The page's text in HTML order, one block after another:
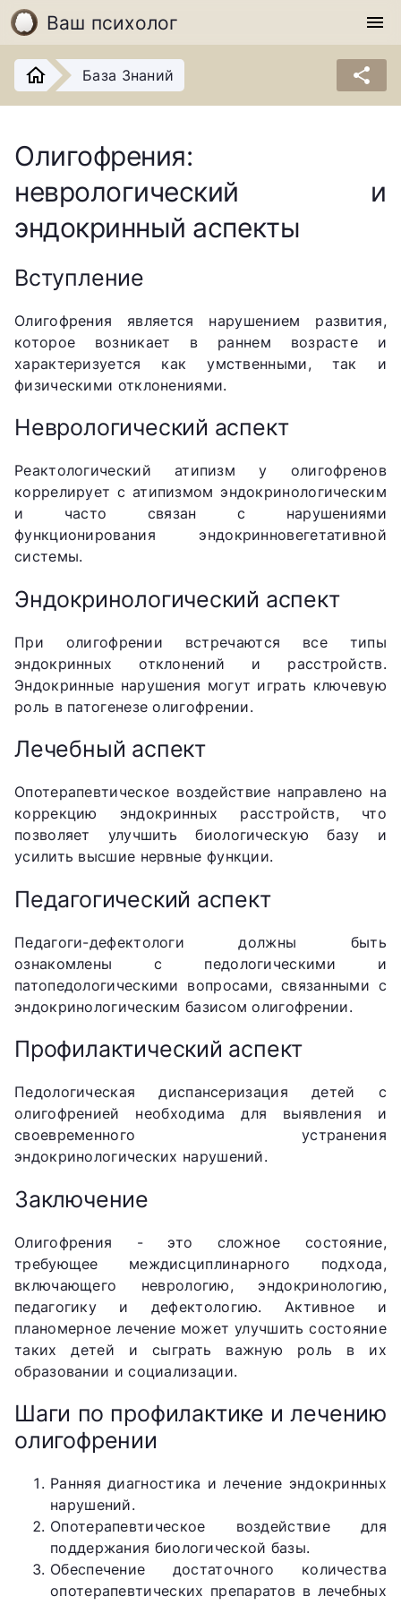
Ваш психолог menu
База Знаний share
Олигофрения:
неврологический и
эндокринный аспекты
Вступление
Олигофрения является нарушением развития,
которое возникает в раннем возрасте и
характеризуется как умственными, так и
физическими отклонениями.
Неврологический аспект
Реактологический атипизм у олигофренов
коррелирует с атипизмом эндокринологическим
и часто связан с нарушениями
функционирования эндокринновегетативной
системы.
Эндокринологический аспект
При олигофрении встречаются все типы
эндокринных отклонений и расстройств.
Эндокринные нарушения могут играть ключевую
роль в патогенезе олигофрении.
Лечебный аспект
Опотерапевтическое воздействие направлено на
коррекцию эндокринных расстройств, что
позволяет улучшить биологическую базу и
усилить высшие нервные функции.
Педагогический аспект
Педагоги-дефектологи должны быть
ознакомлены с педологическими и
патопедологическими вопросами, связанными с
эндокринологическим базисом олигофрении.
Профилактический аспект
Педологическая диспансеризация детей с
олигофренией необходима для выявления и
своевременного устранения
эндокринологических нарушений.
Заключение
Олигофрения - это сложное состояние,
требующее междисциплинарного подхода,
включающего неврологию, эндокринологию,
педагогику и дефектологию. Активное и
планомерное лечение может улучшить состояние
таких детей и сыграть важную роль в их
образовании и социализации.
Шаги по профилактике и лечению
олигофрении
Ранняя диагностика и лечение эндокринных
нарушений.
Опотерапевтическое воздействие для
поддержания биологической базы.
Обеспечение достаточного количества
опотерапевтических препаратов в лечебных